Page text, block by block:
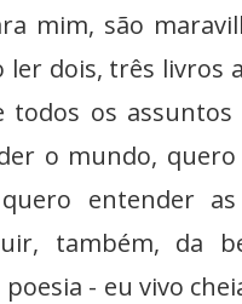
mim, são
ler dois, três livros
todos os assuntos
o mundo,
entender
também, da
- eu vivo